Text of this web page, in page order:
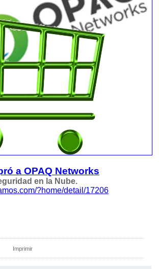
a OPAQ Networks
en la Nube.
?home/detail/17206
Imprimir